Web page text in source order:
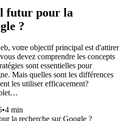
futur pour la
?
votre objectif principal est d'attirer
devez comprendre les concepts
sont essentielles pour
Mais quelles sont les différences
les utiliser efficacement?
•4 min